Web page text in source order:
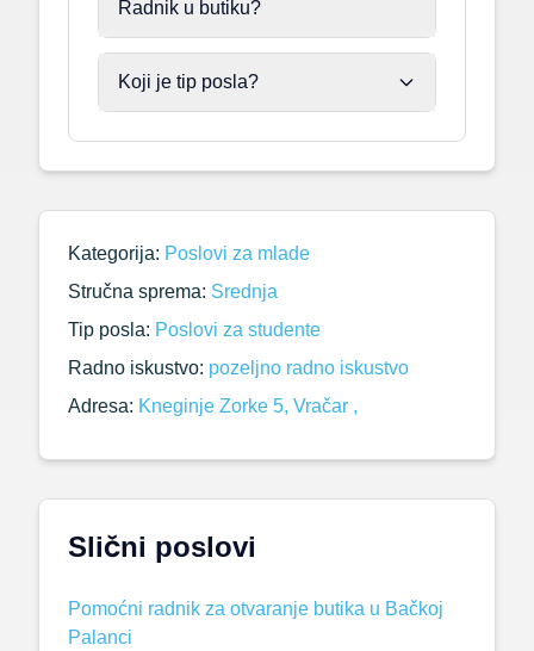
Radnik u butiku?
Koji je tip posla?
Slični poslovi
Pomoćni radnik za otvaranje butika u Bačkoj
Palanci
Kategorija: Poslovi za mlade
Stručna sprema: Srednja
Tip posla: Poslovi za studente
Radno iskustvo: pozeljno radno iskustvo
Adresa: Kneginje Zorke 5, Vračar ,